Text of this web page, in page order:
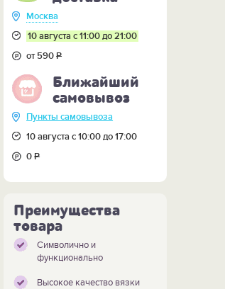
Москва
10 августа с 11:00 до 21:00
от 590Р
Ближайший
самовывоз
Пункты самовывоза
10 августа с 10:00 до 17:00
0Р
Преимущества
товара
Символично и
функционально
Высокое качество вязки